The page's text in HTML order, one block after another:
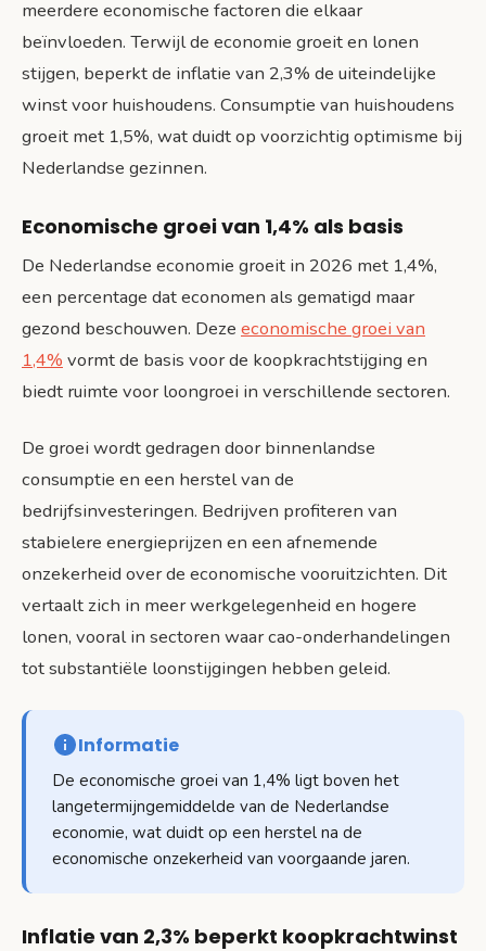
meerdere economische factoren die elkaar
beïnvloeden. Terwijl de economie groeit en lonen
stijgen, beperkt de inflatie van 2,3% de uiteindelijke
winst voor huishoudens. Consumptie van huishoudens
groeit met 1,5%, wat duidt op voorzichtig optimisme bij
Nederlandse gezinnen.
Economische groei van 1,4% als basis
De Nederlandse economie groeit in 2026 met 1,4%,
een percentage dat economen als gematigd maar
gezond beschouwen. Deze economische groei van
1,4% vormt de basis voor de koopkrachtstijging en
biedt ruimte voor loongroei in verschillende sectoren.
De groei wordt gedragen door binnenlandse
consumptie en een herstel van de
bedrijfsinvesteringen. Bedrijven profiteren van
stabielere energieprijzen en een afnemende
onzekerheid over de economische vooruitzichten. Dit
vertaalt zich in meer werkgelegenheid en hogere
lonen, vooral in sectoren waar cao-onderhandelingen
tot substantiële loonstijgingen hebben geleid.
Informatie
De economische groei van 1,4% ligt boven het
langetermijngemiddelde van de Nederlandse
economie, wat duidt op een herstel na de
economische onzekerheid van voorgaande jaren.
Inflatie van 2,3% beperkt koopkrachtwinst